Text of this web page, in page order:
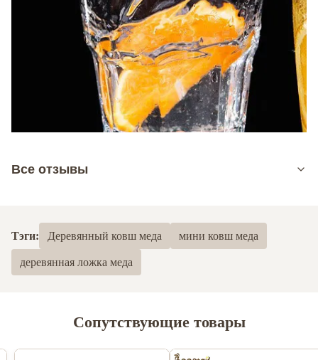
Все отзывы
5.0На основе 50 недавних обзоров
5
A Alexander skyler
Тэги: Деревянный ковш меда мини ковш меда
деревянная ложка меда
Сопутствующие товары